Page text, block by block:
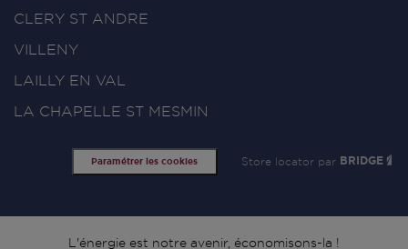
CLERY ST ANDRE
VILLENY
LAILLY EN VAL
LA CHAPELLE ST MESMIN
Paramétrer les cookies Store locator par BRIDGE
L'énergie est notre avenir, économisons-la !